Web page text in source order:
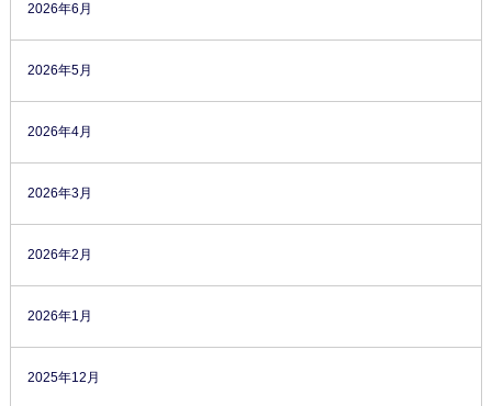
2026年6月
2026年5月
2026年4月
2026年3月
2026年2月
2026年1月
2025年12月